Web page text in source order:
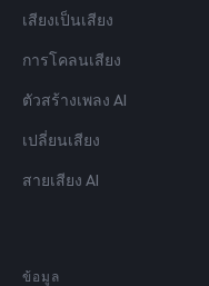
เสียงเป็นเสียง
การโคลนเสียง
ตัวสร้างเพลง AI
เปลี่ยนเสียง
สายเสียง AI
ข้อมูล